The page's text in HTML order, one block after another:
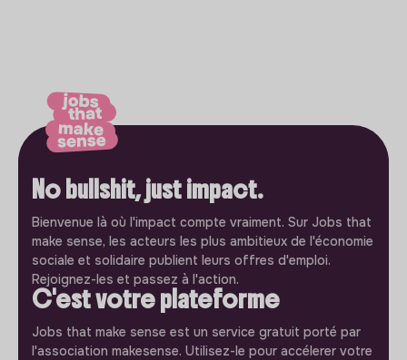
No bullshit, just impact.
Bienvenue là où l'impact compte vraiment. Sur Jobs that
make sense, les acteurs les plus ambitieux de l'économie
sociale et solidaire publient leurs offres d'emploi.
Rejoignez-les et passez à l'action.
C'est votre plateforme
Jobs that make sense est un service gratuit porté par
l'association makesense. Utilisez-le pour accélerer votre